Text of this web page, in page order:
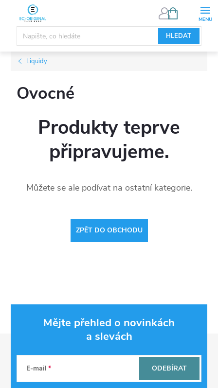
obsah
HLEDAT
NÁKUPNÍ
Liquidy
Ovocné
Produkty teprve
připravujeme.
Můžete se ale podívat na ostatní kategorie.
ZPĚT DO OBCHODU
Mějte přehled o novinkách
a slevách
E-mail ODEBÍRAT